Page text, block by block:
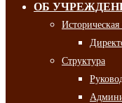
ОБ
Историческая
Структура